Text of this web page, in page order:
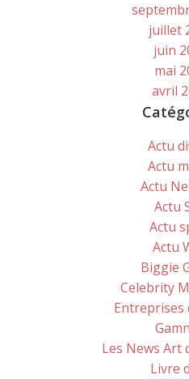
juillet
juin
mai
avril
Actu
Actu
Actu
Actu
Actu
Actu
Biggie
Celebrity
Entreprises
Les News Art
Livre